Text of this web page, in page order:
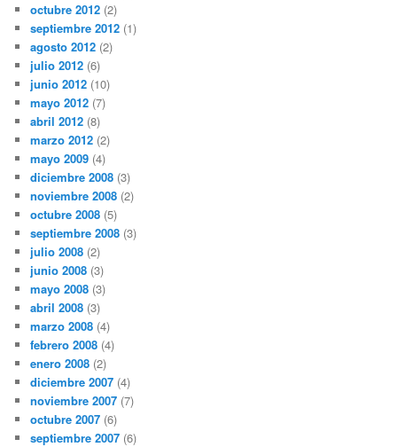
octubre 2012 (2)
septiembre 2012 (1)
agosto 2012 (2)
julio 2012 (6)
junio 2012 (10)
mayo 2012 (7)
abril 2012 (8)
marzo 2012 (2)
mayo 2009 (4)
diciembre 2008 (3)
noviembre 2008 (2)
octubre 2008 (5)
septiembre 2008 (3)
julio 2008 (2)
junio 2008 (3)
mayo 2008 (3)
abril 2008 (3)
marzo 2008 (4)
febrero 2008 (4)
enero 2008 (2)
diciembre 2007 (4)
noviembre 2007 (7)
octubre 2007 (6)
septiembre 2007 (6)